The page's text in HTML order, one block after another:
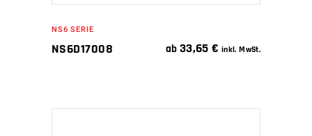
NS6 SERIE
NS6D17008 ab 33,65€ inkl. MwSt.